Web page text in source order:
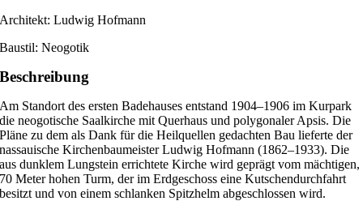
Architekt: Ludwig Hofmann
Baustil: Neogotik
Beschreibung
Am Standort des ersten Badehauses entstand 1904–1906 im Kurpark
die neogotische Saalkirche mit Querhaus und polygonaler Apsis. Die
Pläne zu dem als Dank für die Heilquellen gedachten Bau lieferte der
nassauische Kirchenbaumeister Ludwig Hofmann (1862–1933). Die
aus dunklem Lungstein errichtete Kirche wird geprägt vom mächtigen,
70 Meter hohen Turm, der im Erdgeschoss eine Kutschendurchfahrt
besitzt und von einem schlanken Spitzhelm abgeschlossen wird.